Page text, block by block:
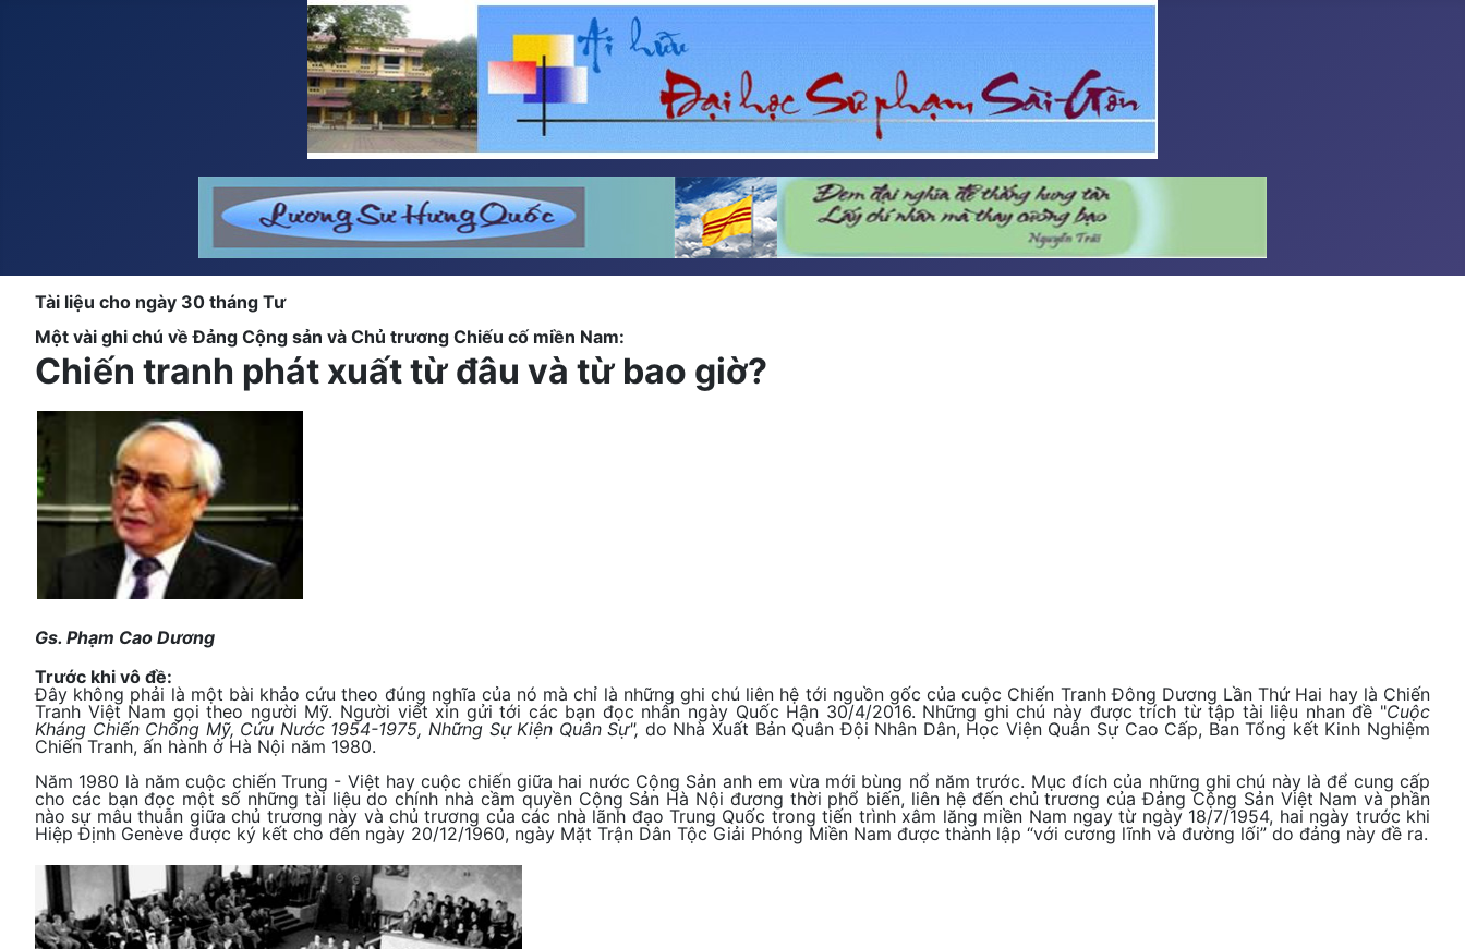
Tài liệu cho ngày 30 tháng Tư
Một vài ghi chú về Đảng Cộng sản và Chủ trương Chiếu cố miền Nam:
Chiến tranh phát xuất từ đâu và từ bao giờ?
Gs. Phạm Cao Dương
Trước khi vô đề:
Đây không phải là một bài khảo cứu theo đúng nghĩa của nó mà chỉ là những ghi chú liên hệ tới nguồn gốc của cuộc Chiến Tranh Đông Dương Lần Thứ Hai hay là Chiến
Tranh Việt Nam gọi theo người Mỹ. Người viết xin gửi tới các bạn đọc nhân ngày Quốc Hận 30/4/2016. Những ghi chú này được trích từ tập tài liệu nhan đề "Cuộc
Kháng Chiến Chống Mỹ, Cứu Nước 1954-1975, Những Sự Kiện Quân Sự", do Nhà Xuất Bản Quân Đội Nhân Dân, Học Viện Quân Sự Cao Cấp, Ban Tổng kết Kinh Nghiệm
Chiến Tranh, ấn hành ở Hà Nội năm 1980.
Năm 1980 là năm cuộc chiến Trung - Việt hay cuộc chiến giữa hai nước Cộng Sản anh em vừa mới bùng nổ năm trước. Mục đích của những ghi chú này là để cung cấp
cho các bạn đọc một số những tài liệu do chính nhà cầm quyền Cộng Sản Hà Nội đương thời phổ biến, liên hệ đến chủ trương của Đảng Cộng Sản Việt Nam và phần
nào sự mâu thuẫn giữa chủ trương này và chủ trương của các nhà lãnh đạo Trung Quốc trong tiến trình xâm lăng miền Nam ngay từ ngày 18/7/1954, hai ngày trước khi
Hiệp Định Genève được ký kết cho đến ngày 20/12/1960, ngày Mặt Trận Dân Tộc Giải Phóng Miền Nam được thành lập “với cương lĩnh và đường lối” do đảng này đề ra.